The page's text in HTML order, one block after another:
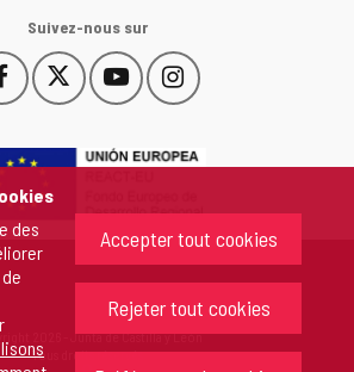
des
Accepter tout cookies
Rejeter tout cookies
Suivez-nous sur
Facebook
Este
enlace
abrirá
una
ventana
nueva.
Este
enlace
abrirá
ventana
nueva.
YouTube
Este
enlace
abrirá
ventana
nueva.
Instagram
Este
enlace
abrirá
ventana
nueva.
2026 - Junta de Castilla y León
Tous droits réservés